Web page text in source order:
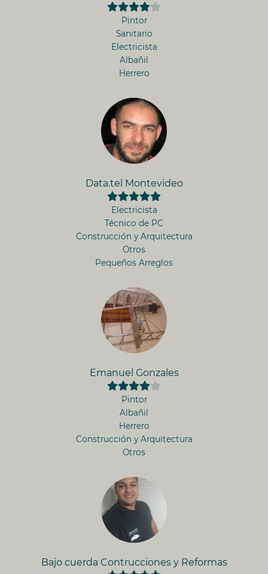
Pintor
Sanitario
Electricista
Albañil
Herrero
Data.tel Montevideo
Electricista
Técnico de PC
Construcción y Arquitectura
Otros
Pequeños Arreglos
Emanuel Gonzales
Pintor
Albañil
Herrero
Construcción y Arquitectura
Otros
Bajo cuerda Contrucciones y Reformas